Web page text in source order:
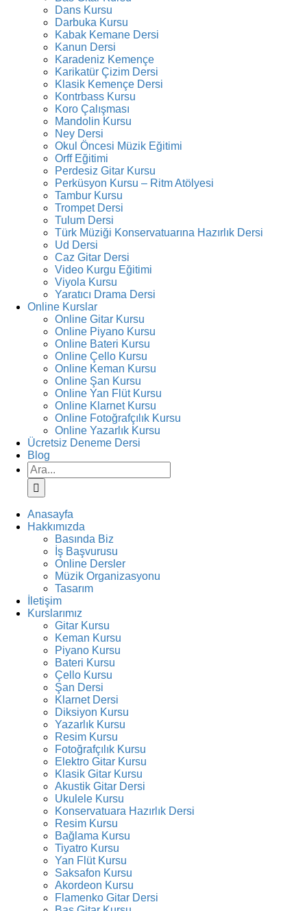
Dans Kursu
Darbuka Kursu
Kabak Kemane Dersi
Kanun Dersi
Karadeniz Kemençe
Karikatür Çizim Dersi
Klasik Kemençe Dersi
Kontrbass Kursu
Koro Çalışması
Mandolin Kursu
Ney Dersi
Okul Öncesi Müzik Eğitimi
Orff Eğitimi
Perdesiz Gitar Kursu
Perküsyon Kursu – Ritm Atölyesi
Tambur Kursu
Trompet Dersi
Tulum Dersi
Türk Müziği Konservatuarına Hazırlık Dersi
Ud Dersi
Caz Gitar Dersi
Video Kurgu Eğitimi
Viyola Kursu
Yaratıcı Drama Dersi
Online Kurslar
Online Gitar Kursu
Online Piyano Kursu
Online Bateri Kursu
Online Çello Kursu
Online Keman Kursu
Online Şan Kursu
Online Yan Flüt Kursu
Online Klarnet Kursu
Online Fotoğrafçılık Kursu
Online Yazarlık Kursu
Ücretsiz Deneme Dersi
Blog
Ara:
Anasayfa
Hakkımızda
Basında Biz
İş Başvurusu
Online Dersler
Müzik Organizasyonu
Tasarım
İletişim
Kurslarımız
Gitar Kursu
Keman Kursu
Piyano Kursu
Bateri Kursu
Çello Kursu
Şan Dersi
Klarnet Dersi
Diksiyon Kursu
Yazarlık Kursu
Resim Kursu
Fotoğrafçılık Kursu
Elektro Gitar Kursu
Klasik Gitar Kursu
Akustik Gitar Dersi
Ukulele Kursu
Konservatuara Hazırlık Dersi
Resim Kursu
Bağlama Kursu
Tiyatro Kursu
Yan Flüt Kursu
Saksafon Kursu
Akordeon Kursu
Flamenko Gitar Dersi